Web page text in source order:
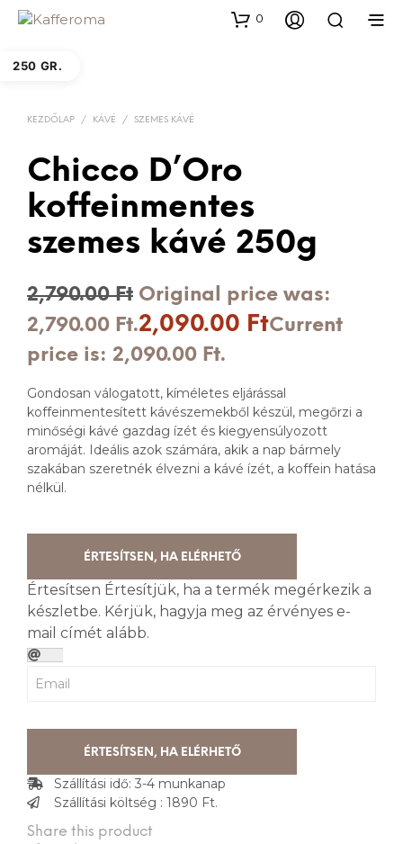
0
250 GR.
KEZDŐLAP / KÁVÉ / SZEMES KÁVÉ
Chicco D’Oro
koffeinmentes
szemes kávé 250g
2,790.00Ft Original price was:
2,790.00 Ft.2,090.00 FtCurrent
price is: 2,090.00 Ft.
Gondosan válogatott, kíméletes eljárással
koffeinmentesített kávészemekből készül, megőrzi a
minőségi kávé gazdag ízét és kiegyensúlyozott
aromáját. Ideális azok számára, akik a nap bármely
szakában szeretnék élvezni a kávé ízét, a koffein hatása
nélkül.
ÉRTESÍTSEN, HA ELÉRHETŐ
Értesítsen Értesítjük, ha a termék megérkezik a
készletbe. Kérjük, hagyja meg az érvényes e-
mail címét alább.
ÉRTESÍTSEN, HA ELÉRHETŐ
Szállítási idő: 3-4 munkanap
Szállítási költség : 1890 Ft.
Share this product